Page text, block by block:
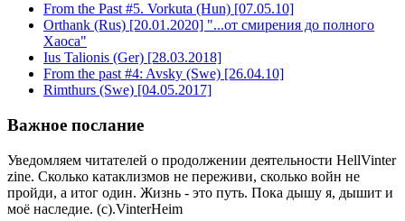
From the Past #5. Vorkuta (Hun) [07.05.10]
Orthank (Rus) [20.01.2020] "...от смирения до полного
Хаоса"
Ius Talionis (Ger) [28.03.2018]
From the past #4: Avsky (Swe) [26.04.10]
Rimthurs (Swe) [04.05.2017]
Важное послание
Уведомляем читателей о продолжении деятельности HellVinter
zine. Сколько катаклизмов не переживи, сколько войн не
пройди, а итог один. Жизнь - это путь. Пока дышу я, дышит и
моё наследие. (с).VinterHeim